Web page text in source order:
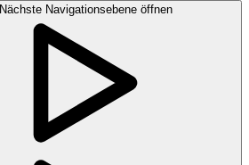
Nächste Navigationsebene öffnen